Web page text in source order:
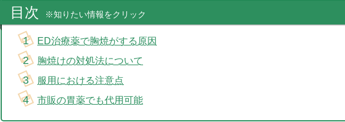
目次 ※知りたい情報をクリック
ED治療薬で胸焼がする原因
胸焼けの対処法について
服用における注意点
市販の胃薬でも代用可能